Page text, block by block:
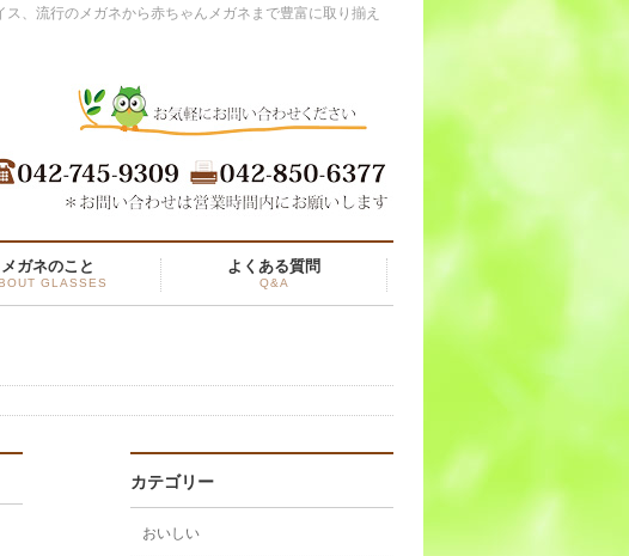
、流行のメガネから赤ちゃんメガネまで豊富に取り揃え
メガネのこと
GLASSES
よくある質問
Q&A
カテゴリー
おいしい